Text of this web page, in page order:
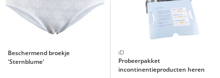
Beschermend broekje
'Sternblume'
iD
Probeerpakket
incontinentieproducten heren